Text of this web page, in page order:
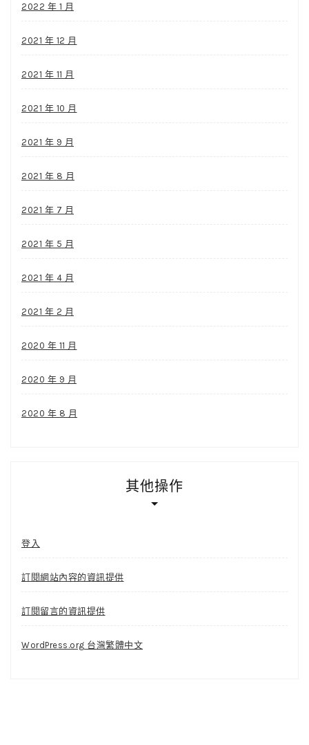
2022 年 1 月
2021 年 12 月
2021 年 11 月
2021 年 10 月
2021 年 9 月
2021 年 8 月
2021 年 7 月
2021 年 5 月
2021 年 4 月
2021 年 2 月
2020 年 11 月
2020 年 9 月
2020 年 8 月
其他操作
登入
訂閱網站內容的資訊提供
訂閱留言的資訊提供
WordPress.org 台灣繁體中文